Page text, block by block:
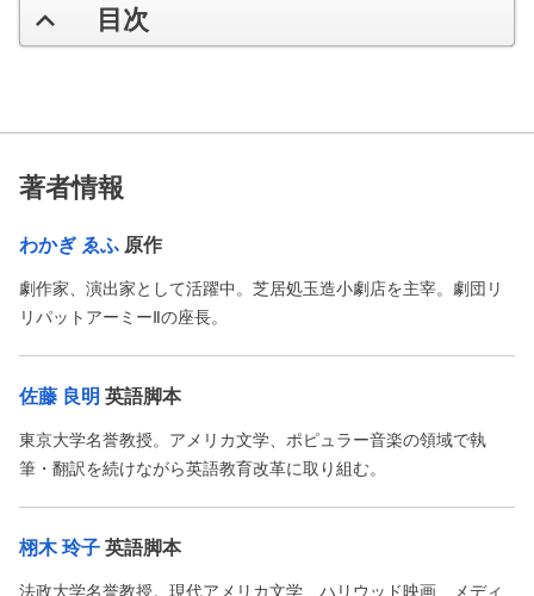
目次
著者情報
わかぎ ゑふ 原作
劇作家、演出家として活躍中。芝居処玉造小劇店を主宰。劇団リ
リパットアーミーⅡの座長。
佐藤 良明 英語脚本
東京大学名誉教授。アメリカ文学、ポピュラー音楽の領域で執
筆・翻訳を続けながら英語教育改革に取り組む。
栩木 玲子 英語脚本
法政大学名誉教授。現代アメリカ文学、ハリウッド映画、メディ